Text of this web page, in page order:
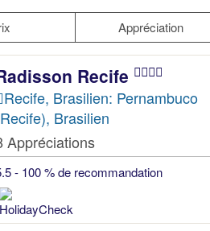
Appréciation
Recife
Recife, Brasilien: Pernambuco
Brasilien
Appréciations
- 100 % de recommandation